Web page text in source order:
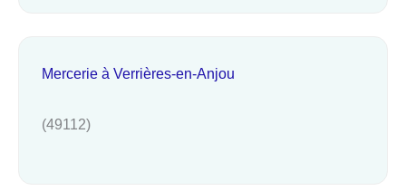
Mercerie à Verrières-en-Anjou
(49112)